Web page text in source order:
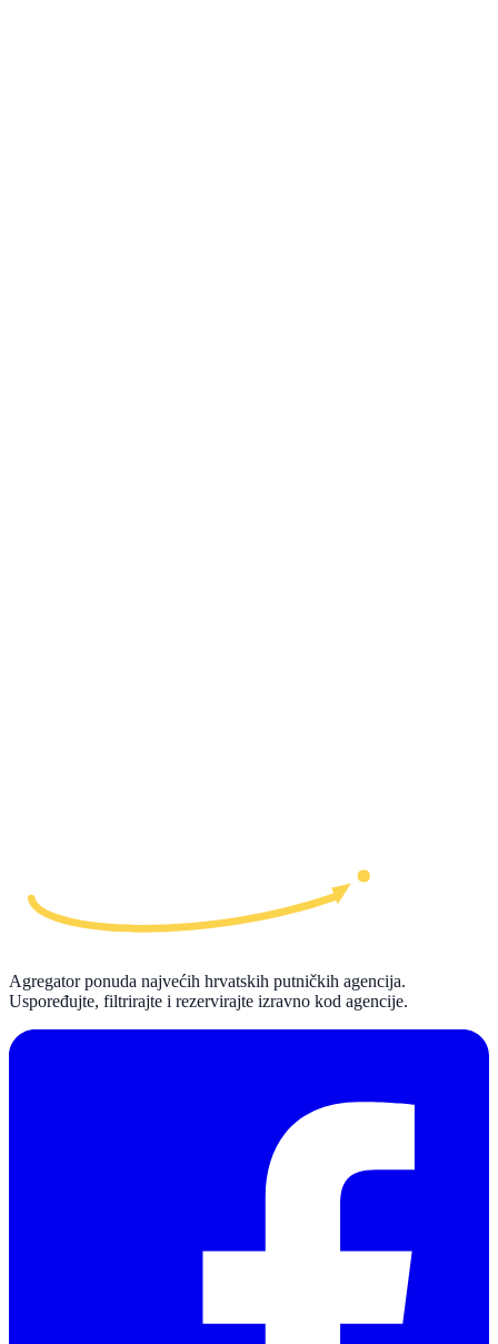
Agregator ponuda najvećih hrvatskih putničkih agencija.
Uspoređujte, filtrirajte i rezervirajte izravno kod agencije.